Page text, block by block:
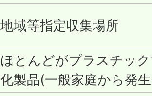
地域等指定収集場所
ほとんどがプラスチッ
化製品(一般家庭から発